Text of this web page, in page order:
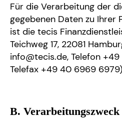
Für die Verarbeitung der
gegebenen Daten zu Ihrer
ist die tecis
Teichweg 17, 22081
info@tecis.de, Telefon
Telefax +49 40 6969
B. Verarbeitungszweck